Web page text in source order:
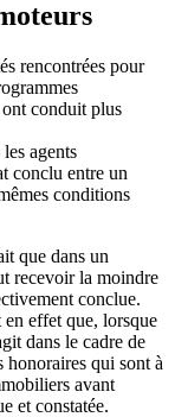
rencontrées pour
conduit plus
agents
conclu entre un
conditions
que dans un
recevoir la moindre
conclue.
effet que, lorsque
dans le cadre de
honoraires qui sont à
avant
et constatée.